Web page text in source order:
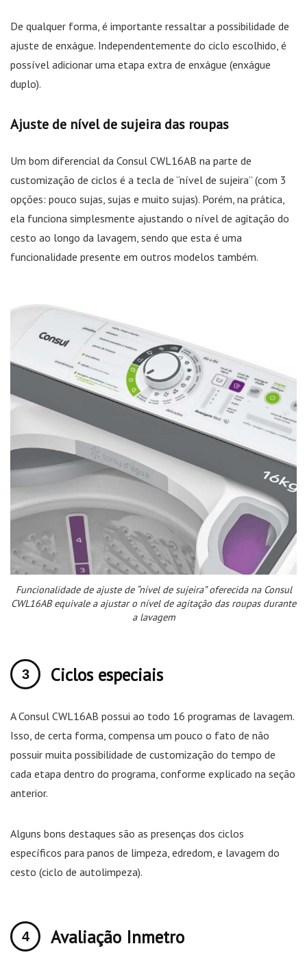
De qualquer forma, é importante ressaltar a possibilidade de
ajuste de enxágue. Independentemente do ciclo escolhido, é
possível adicionar uma etapa extra de enxágue (enxágue
duplo).
Ajuste de nível de sujeira das roupas
Um bom diferencial da Consul CWL16AB na parte de
customização de ciclos é a tecla de “nível de sujeira” (com 3
opções: pouco sujas, sujas e muito sujas). Porém, na prática,
ela funciona simplesmente ajustando o nível de agitação do
cesto ao longo da lavagem, sendo que esta é uma
funcionalidade presente em outros modelos também.
Funcionalidade de ajuste de “nível de sujeira” oferecida na Consul
CWL16AB equivale a ajustar o nível de agitação das roupas durante
a lavagem
Ciclos especiais
A Consul CWL16AB possui ao todo 16 programas de lavagem.
Isso, de certa forma, compensa um pouco o fato de não
possuir muita possibilidade de customização do tempo de
cada etapa dentro do programa, conforme explicado na seção
anterior.
Alguns bons destaques são as presenças dos ciclos
específicos para panos de limpeza, edredom, e lavagem do
cesto (ciclo de autolimpeza).
Avaliação Inmetro